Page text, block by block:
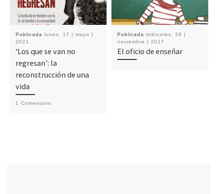
Publicada lunes, 17 | mayo |
2021
‘Los que se van no
regresan’: la
reconstrucción de una
vida
1 Comentario
Publicada miércoles, 29 |
noviembre | 2017
El oficio de enseñar